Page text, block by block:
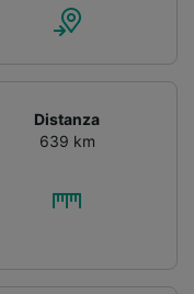
Distanza
639 km